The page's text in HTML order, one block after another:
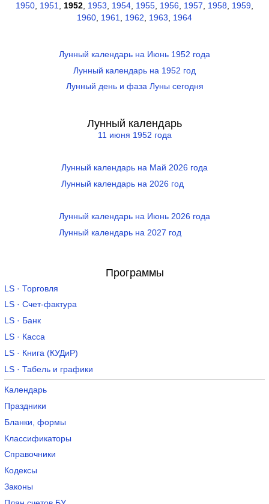
1950 1951 1952 1953 1954 1955 1956 1957 1958 1959
1960 1961 1962 1963 1964
Лунный календарь на Июнь 1952 года
Лунный календарь на 1952 год
Лунный день и фаза Луны сегодня
Лунный календарь
11 июня 1952 года
Лунный календарь на Май 2026 года
Лунный календарь на 2026 год
Лунный календарь на Июнь 2026 года
Лунный календарь на 2027 год
Программы
LS · Торговля
LS · Счет-фактура
LS · Банк
LS · Касса
LS · Книга (КУДиР)
LS · Табель и графики
Календарь
Праздники
Бланки, формы
Классификаторы
Справочники
Кодексы
Законы